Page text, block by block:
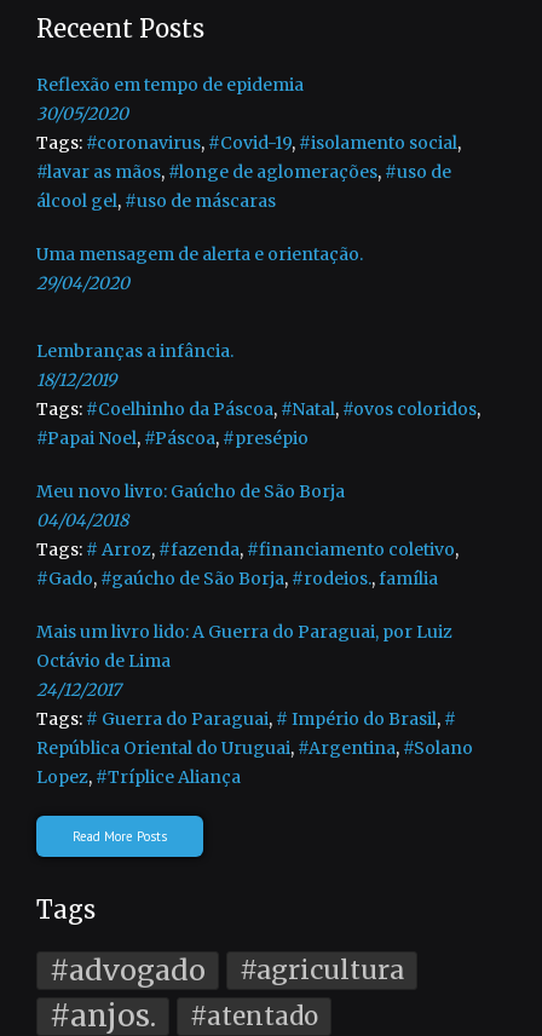
Receent Posts
Reflexão em tempo de epidemia
30/05/2020
Tags: #coronavirus, #Covid-19, #isolamento social,
#lavar as mãos, #longe de aglomerações, #uso de
álcool gel, #uso de máscaras
Uma mensagem de alerta e orientação.
29/04/2020
Lembranças a infância.
18/12/2019
Tags: #Coelhinho da Páscoa, #Natal, #ovos coloridos,
#Papai Noel, #Páscoa, #presépio
Meu novo livro: Gaúcho de São Borja
04/04/2018
Tags: # Arroz, #fazenda, #financiamento coletivo,
#Gado, #gaúcho de São Borja, #rodeios.,família
Mais um livro lido: A Guerra do Paraguai, por Luiz
Octávio de Lima
24/12/2017
Tags: # Guerra do Paraguai, # Império do Brasil, #
República Oriental do Uruguai, #Argentina, #Solano
Lopez, #Tríplice Aliança
Read More Posts
Tags
#advogado #agricultura
#anjos. #atentado